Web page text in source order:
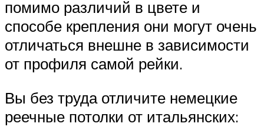
помимо различий в цвете и
способе крепления они могут очень
отличаться внешне в зависимости
от профиля самой рейки.
Вы без труда отличите немецкие
реечные потолки от итальянских: